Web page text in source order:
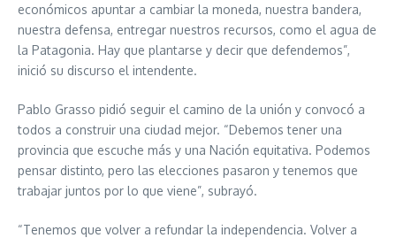
económicos apuntar a cambiar la moneda, nuestra bandera,
nuestra defensa, entregar nuestros recursos, como el agua de
la Patagonia. Hay que plantarse y decir que defendemos”,
inició su discurso el intendente.
Pablo Grasso pidió seguir el camino de la unión y convocó a
todos a construir una ciudad mejor. “Debemos tener una
provincia que escuche más y una Nación equitativa. Podemos
pensar distinto, pero las elecciones pasaron y tenemos que
trabajar juntos por lo que viene”, subrayó.
“Tenemos que volver a refundar la independencia. Volver a